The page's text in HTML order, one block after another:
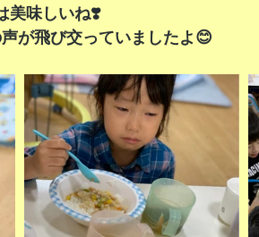
美味しいね❣️
が飛び交っていましたよ😊